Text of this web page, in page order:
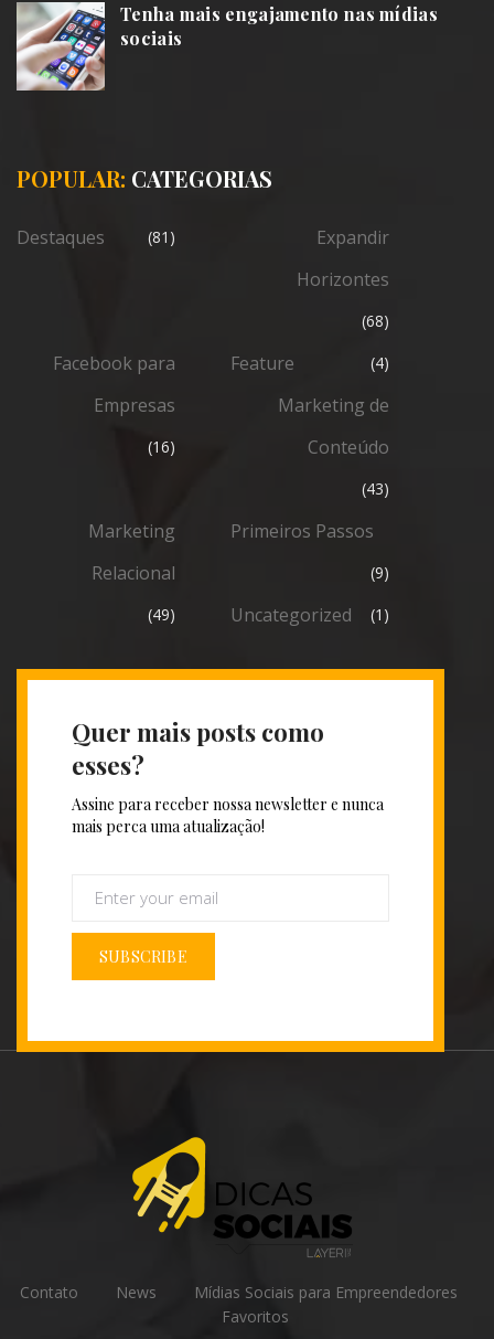
Tenha mais engajamento nas mídias
sociais
POPULAR: CATEGORIAS
Destaques (81)
Expandir
Horizontes
(68)
Facebook para
Empresas
(16)
Feature (4)
Marketing de
Conteúdo
(43)
Marketing
Relacional
(49)
Primeiros Passos
(9)
Uncategorized (1)
Quer mais posts como
esses?
Assine para receber nossa newsletter e nunca
mais perca uma atualização!
SUBSCRIBE
Contato News
Mídias Sociais para Empreendedores
Favoritos